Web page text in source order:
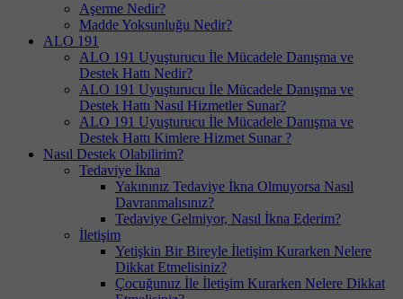
Aşerme Nedir?
Madde Yoksunluğu Nedir?
ALO 191
ALO 191 Uyuşturucu İle Mücadele Danışma ve
Destek Hattı Nedir?
ALO 191 Uyuşturucu İle Mücadele Danışma ve
Destek Hattı Nasıl Hizmetler Sunar?
ALO 191 Uyuşturucu İle Mücadele Danışma ve
Destek Hattı Kimlere Hizmet Sunar ?
Nasıl Destek Olabilirim?
Tedaviye İkna
Yakınınız Tedaviye İkna Olmuyorsa Nasıl
Davranmalısınız?
Tedaviye Gelmiyor, Nasıl İkna Ederim?
İletişim
Yetişkin Bir Bireyle İletişim Kurarken Nelere
Dikkat Etmelisiniz?
Çocuğunuz İle İletişim Kurarken Nelere Dikkat